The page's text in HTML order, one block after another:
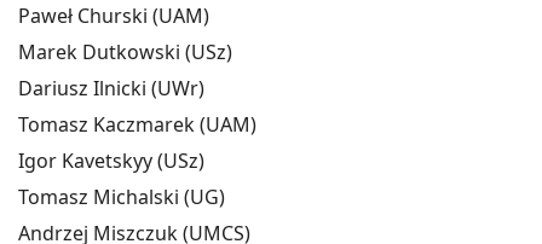
Paweł Churski (UAM)
Marek Dutkowski (USz)
Dariusz Ilnicki (UWr)
Tomasz Kaczmarek (UAM)
Igor Kavetskyy (USz)
Tomasz Michalski (UG)
Andrzej Miszczuk (UMCS)